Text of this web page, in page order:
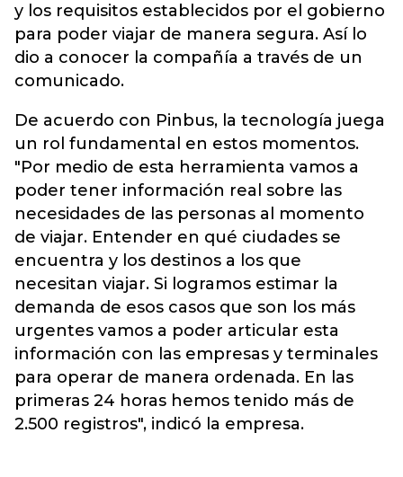
y los requisitos establecidos por el gobierno
para poder viajar de manera segura. Así lo
dio a conocer la compañía a través de un
comunicado.
De acuerdo con Pinbus, la tecnología juega
un rol fundamental en estos momentos.
"Por medio de esta herramienta vamos a
poder tener información real sobre las
necesidades de las personas al momento
de viajar. Entender en qué ciudades se
encuentra y los destinos a los que
necesitan viajar. Si logramos estimar la
demanda de esos casos que son los más
urgentes vamos a poder articular esta
información con las empresas y terminales
para operar de manera ordenada. En las
primeras 24 horas hemos tenido más de
2.500 registros", indicó la empresa.